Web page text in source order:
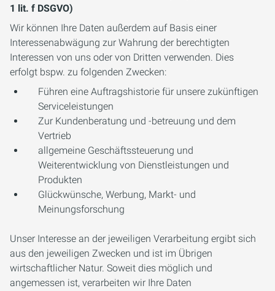
1 lit. f DSGVO)
Wir können Ihre Daten außerdem auf Basis einer
Interessenabwägung zur Wahrung der berechtigten
Interessen von uns oder von Dritten verwenden. Dies
erfolgt bspw. zu folgenden Zwecken:
Führen eine Auftragshistorie für unsere zukünftigen
Serviceleistungen
Zur Kundenberatung und -betreuung und dem
Vertrieb
allgemeine Geschäftssteuerung und
Weiterentwicklung von Dienstleistungen und
Produkten
Glückwünsche, Werbung, Markt- und
Meinungsforschung
Unser Interesse an der jeweiligen Verarbeitung ergibt sich
aus den jeweiligen Zwecken und ist im Übrigen
wirtschaftlicher Natur. Soweit dies möglich und
angemessen ist, verarbeiten wir Ihre Daten